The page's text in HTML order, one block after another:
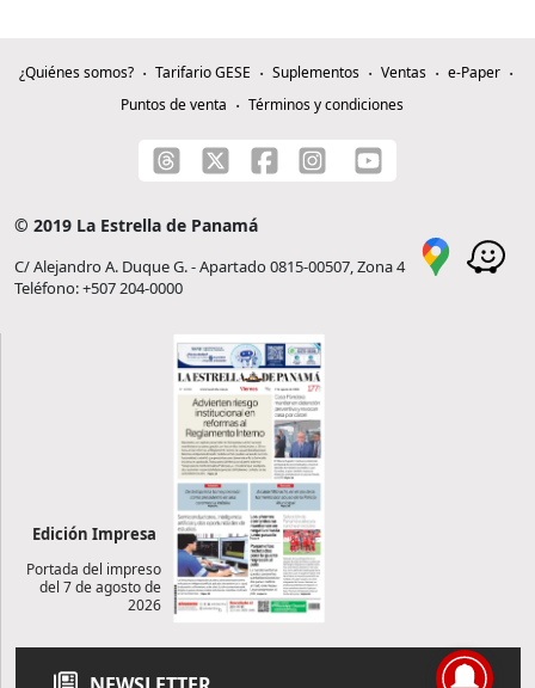
¿Quiénes somos? Tarifario GESE Suplementos Ventas
e-Paper
Puntos de venta
Términos y condiciones
© 2019 La Estrella de Panamá
C/ Alejandro A. Duque G. - Apartado 0815-00507, Zona 4
Teléfono: +507 204-0000
Edición Impresa
Portada del impreso
del 7 de agosto de
2026